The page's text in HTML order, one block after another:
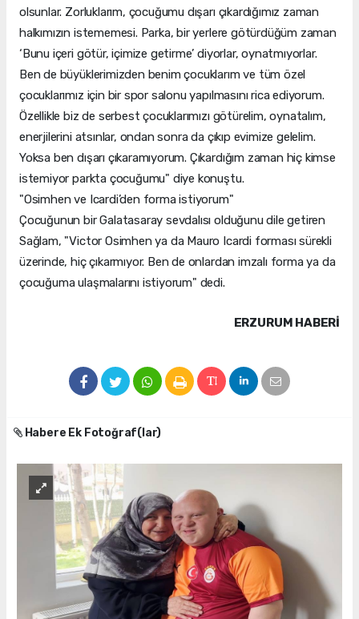
olsunlar. Zorluklarım, çocuğumu dışarı çıkardığımız zaman
halkımızın istememesi. Parka, bir yerlere götürdüğüm zaman
‘Bunu içeri götür, içimize getirme’ diyorlar, oynatmıyorlar.
Ben de büyüklerimizden benim çocuklarım ve tüm özel
çocuklarımız için bir spor salonu yapılmasını rica ediyorum.
Özellikle biz de serbest çocuklarımızı götürelim, oynatalım,
enerjilerini atsınlar, ondan sonra da çıkıp evimize gelelim.
Yoksa ben dışarı çıkaramıyorum. Çıkardığım zaman hiç kimse
istemiyor parkta çocuğumu" diye konuştu.
"Osimhen ve Icardi’den forma istiyorum"
Çocuğunun bir Galatasaray sevdalısı olduğunu dile getiren
Sağlam, "Victor Osimhen ya da Mauro Icardi forması sürekli
üzerinde, hiç çıkarmıyor. Ben de onlardan imzalı forma ya da
çocuğuma ulaşmalarını istiyorum" dedi.
ERZURUM HABERİ
Habere Ek Fotoğraf(lar)